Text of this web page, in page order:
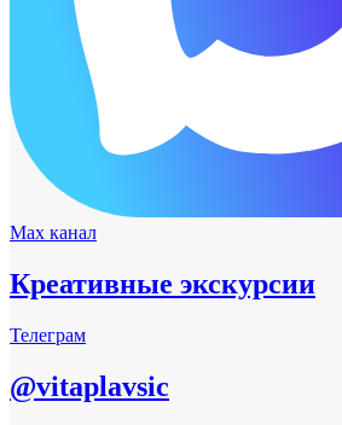
Max канал
Креативные экскурсии
Телеграм
@vitaplavsic